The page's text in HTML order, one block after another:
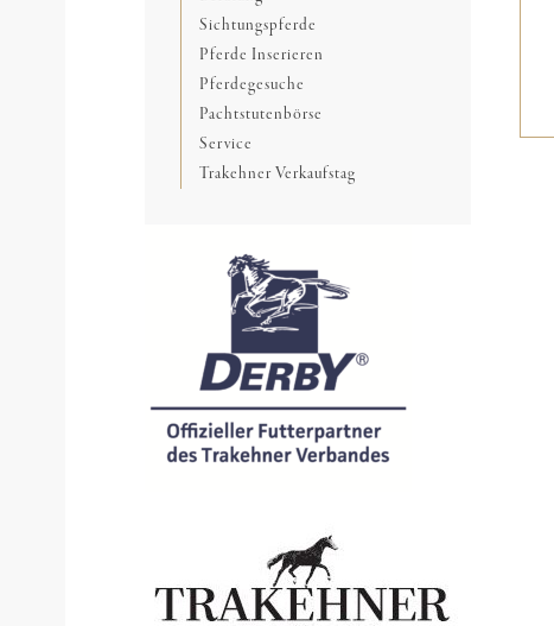
Sichtungspferde
Pferde Inserieren
Pferdegesuche
Pachtstutenbörse
Service
Trakehner Verkaufstag